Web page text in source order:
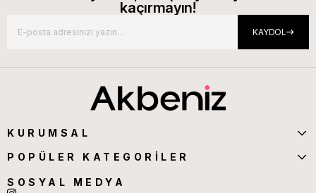
kaçırmayın!
KAYDOL
KURUMSAL
POPÜLER KATEGORİLER
SOSYAL MEDYA